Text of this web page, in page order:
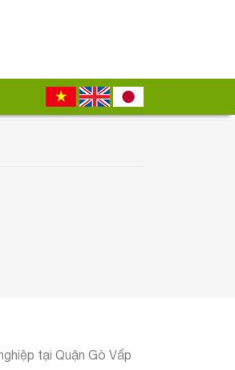
tại Quận Gò Vấp